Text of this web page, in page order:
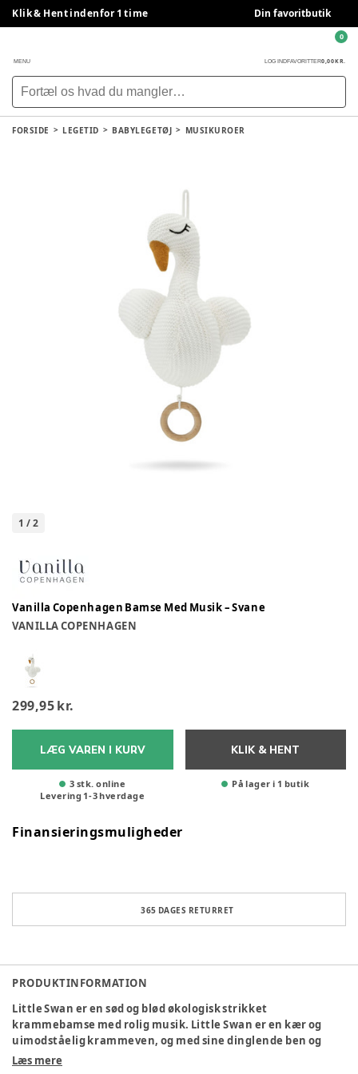
Klik & Hent indenfor 1 time Din favoritbutik
MENU LOG INDFAVORITTER0,00 KR.
0
FORSIDE LEGETID BABYLEGETØJ MUSIKUROER
1 /2
Vanilla Copenhagen Bamse Med Musik – Svane
VANILLA COPENHAGEN
299,95 kr.
LÆG VAREN I KURV
3 stk. online
Levering 1-3hverdage
KLIK & HENT
På lager i 1 butik
Finansieringsmuligheder
365 DAGES RETURRET
PRODUKTINFORMATION
Little Swan er en sød og blød økologisk strikket
krammebamse med rolig musik. Little Swan er en kær og
uimodståelig krammeven, og med sine dinglende ben og
søde smil, bliver Little Swan hurtigt en af barnets yndlings
Læs mere